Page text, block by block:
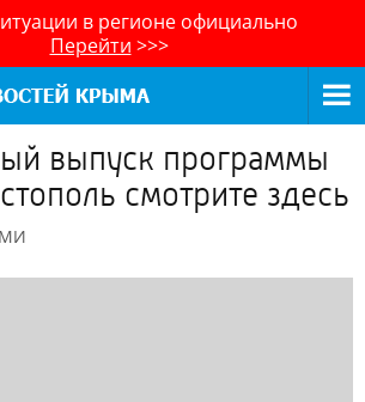
в регионе официально
Перейти >>>
выпуск программы
смотрите здесь